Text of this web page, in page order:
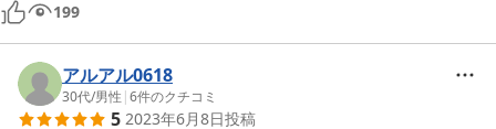
199
アルアル0618
30代/男性 |6件のクチコミ
5 2023年6月8日投稿